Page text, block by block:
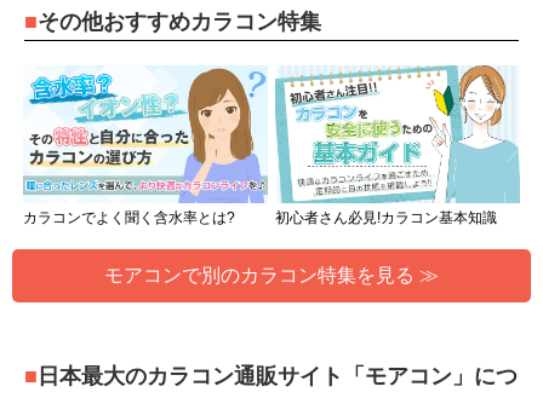
その他おすすめカラコン特集
カラコンでよく聞く含水率とは? 初心者さん必見!カラコン基本知識
モアコンで別のカラコン特集を見る ≫
日本最大のカラコン通販サイト「モアコン」につ